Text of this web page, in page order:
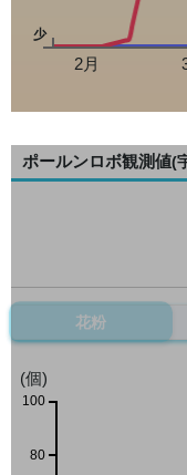
少
2月
ポールンロボ観測値(
花粉
(個)
80
100